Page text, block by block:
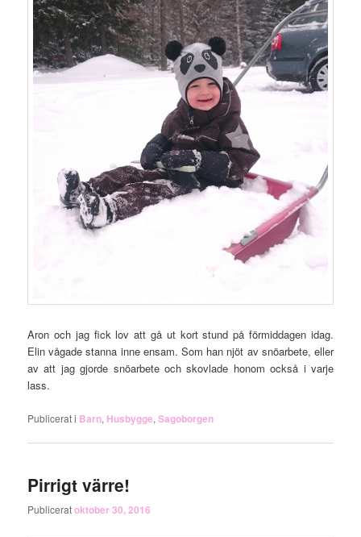
Aron och jag fick lov att gå ut kort stund på förmiddagen idag.
Elin vågade stanna inne ensam. Som han njöt av snöarbete, eller
av att jag gjorde snöarbete och skovlade honom också i varje
lass.
Publicerat i Barn, Husbygge,Sagoborgen
Pirrigt värre!
Publiceratoktober 30, 2016